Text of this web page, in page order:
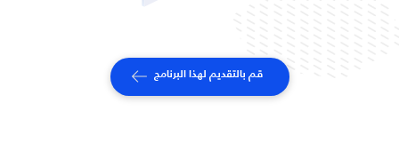
قم بالتقديم لهذا البرنامج